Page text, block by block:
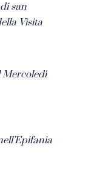
san
Visita
Mercoledì